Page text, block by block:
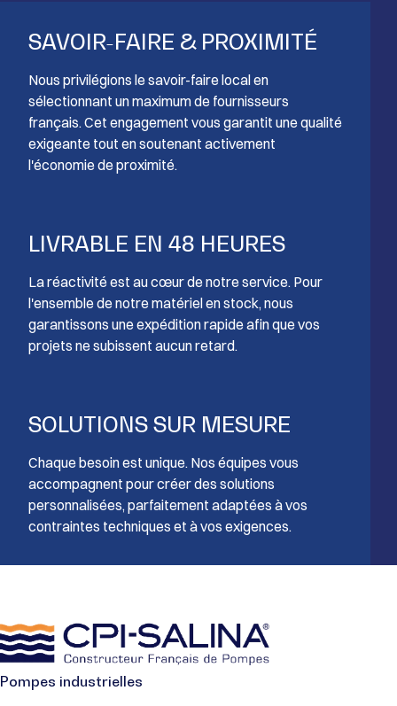
SAVOIR-FAIRE & PROXIMITÉ
Nous privilégions le savoir-faire local en
sélectionnant un maximum de fournisseurs
français. Cet engagement vous garantit une qualité
exigeante tout en soutenant activement
l'économie de proximité.
LIVRABLE EN 48 HEURES
La réactivité est au cœur de notre service. Pour
l'ensemble de notre matériel en stock, nous
garantissons une expédition rapide afin que vos
projets ne subissent aucun retard.
SOLUTIONS SUR MESURE
Chaque besoin est unique. Nos équipes vous
accompagnent pour créer des solutions
personnalisées, parfaitement adaptées à vos
contraintes techniques et à vos exigences.
Pompes industrielles